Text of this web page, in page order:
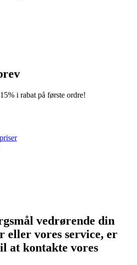
i rabat på første ordre!
vedrørende din
eller vores service, er
at kontakte vores